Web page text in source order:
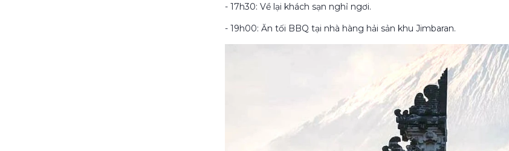
- 17h30: Về lại khách sạn nghỉ ngơi.
- 19h00: Ăn tối BBQ tại nhà hàng hải sản khu Jimbaran.